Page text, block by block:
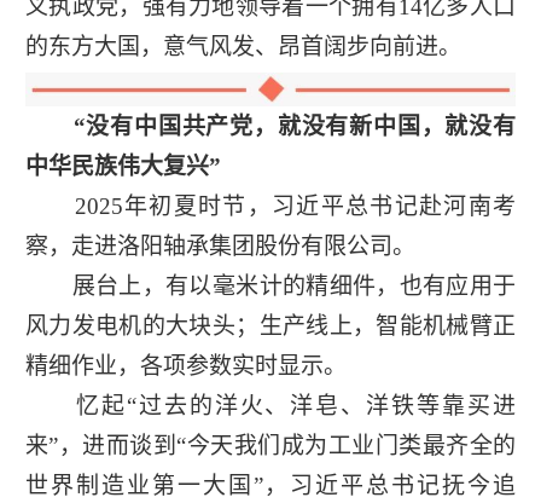
义执政党，强有力地领导着一个拥有14亿多人口
的东方大国，意气风发、昂首阔步向前进。
“没有中国共产党，就没有新中国，就没有
中华民族伟大复兴”
2025年初夏时节，习近平总书记赴河南考
察，走进洛阳轴承集团股份有限公司。
展台上，有以毫米计的精细件，也有应用于
风力发电机的大块头；生产线上，智能机械臂正
精细作业，各项参数实时显示。
忆起“过去的洋火、洋皂、洋铁等靠买进
来”，进而谈到“今天我们成为工业门类最齐全的
世界制造业第一大国”，习近平总书记抚今追